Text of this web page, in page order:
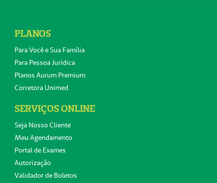
PLANOS
Para Você e Sua Família
Para Pessoa Jurídica
Planos Aurum Premium
Corretora Unimed
SERVIÇOS ONLINE
Seja Nosso Cliente
Meu Agendamento
Portal de Exames
Autorização
Validador de Boletos